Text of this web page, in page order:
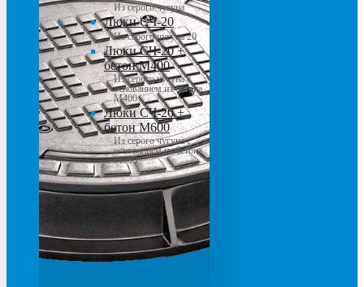
Из серого чугуна
Люки СЧ-20
Из серого чугуна 20
Люки СЧ-20 +
бетон М400
Из серого чугуна с
основанием из бетона
М400
Люки СЧ-20 +
бетон М600
Из серого чугуна с
основанием из бетона
М600